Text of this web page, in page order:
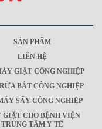
SẢN PHẨM
LIÊN HỆ
GIẶT CÔNG NGHIỆP
BÁT CÔNG NGHIỆP
SẤY CÔNG NGHIỆP
GIẶT CHO BỆNH VIỆN
TRUNG TÂM Y TẾ